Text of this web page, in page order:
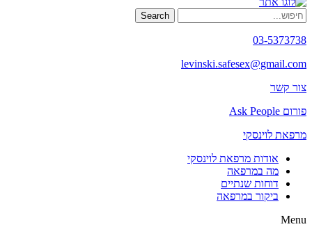
Search
03-5373738
levinski.safesex@gmail.com
צור קשר
פורום Ask People
מרפאת לוינסקי
אודות מרפאת לוינסקי
מה במרפאה
דוחות שנתיים
ביקור במרפאה
Menu